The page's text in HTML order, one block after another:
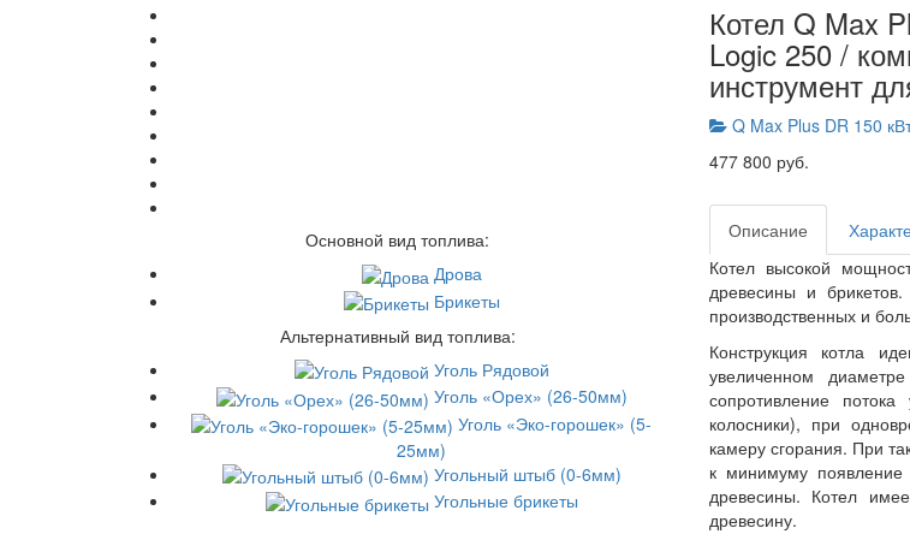
Основной вид топлива:
Дрова
Брикеты
Альтернативный вид топлива:
Уголь Рядовой
Уголь «Орех» (26-50мм)
Уголь «Эко-горошек» (5-
25мм)
Угольный штыб (0-6мм)
Угольные брикеты
Котел Q Max
Logic 250 /
инструмент
Q Max Plus DR 150
477 800 руб.
Описание
Котел высокой
древесины и
производственных и
Конструкция котла
увеличенном
сопротивление
колосники), при
камеру сгорания. При
к минимуму появление
древесины. Котел
древесину.